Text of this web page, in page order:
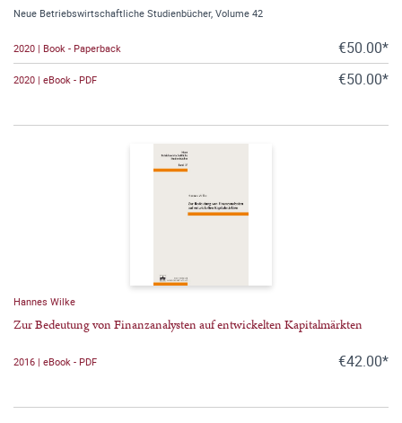
Neue Betriebswirtschaftliche Studienbücher, Volume 42
2020 | Book - Paperback €50.00*
2020 | eBook - PDF €50.00*
Hannes Wilke
Zur Bedeutung von Finanzanalysten auf entwickelten Kapitalmärkten
2016 | eBook - PDF €42.00*